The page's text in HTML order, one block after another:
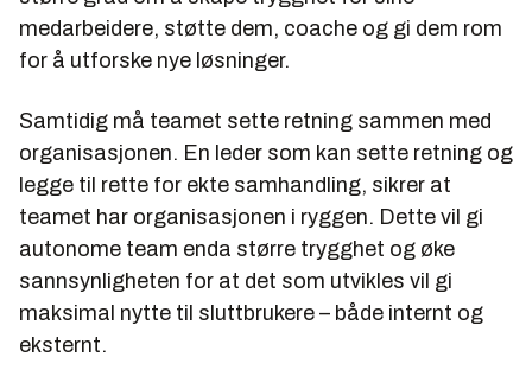
medarbeidere, støtte dem, coache og gi dem rom
for å utforske nye løsninger.
Samtidig må teamet sette retning sammen med
organisasjonen. En leder som kan sette retning og
legge til rette for ekte samhandling, sikrer at
teamet har organisasjonen i ryggen. Dette vil gi
autonome team enda større trygghet og øke
sannsynligheten for at det som utvikles vil gi
maksimal nytte til sluttbrukere – både internt og
eksternt.